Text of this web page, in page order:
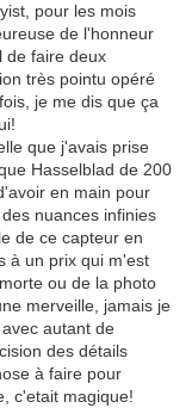
pour les mois
de l'honneur
de faire deux
très pointu opéré
je me dis que ça
que j'avais prise
Hasselblad de 200
en main pour
nuances infinies
de ce capteur en
à un prix qui m'est
ou de la photo
merveille, jamais je
autant de
des détails
à faire pour
c'etait magique!